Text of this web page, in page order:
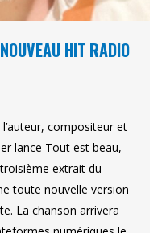
HIT RADIO
compositeur et
lance Tout est beau,
extrait du
toute nouvelle version
La chanson arrivera